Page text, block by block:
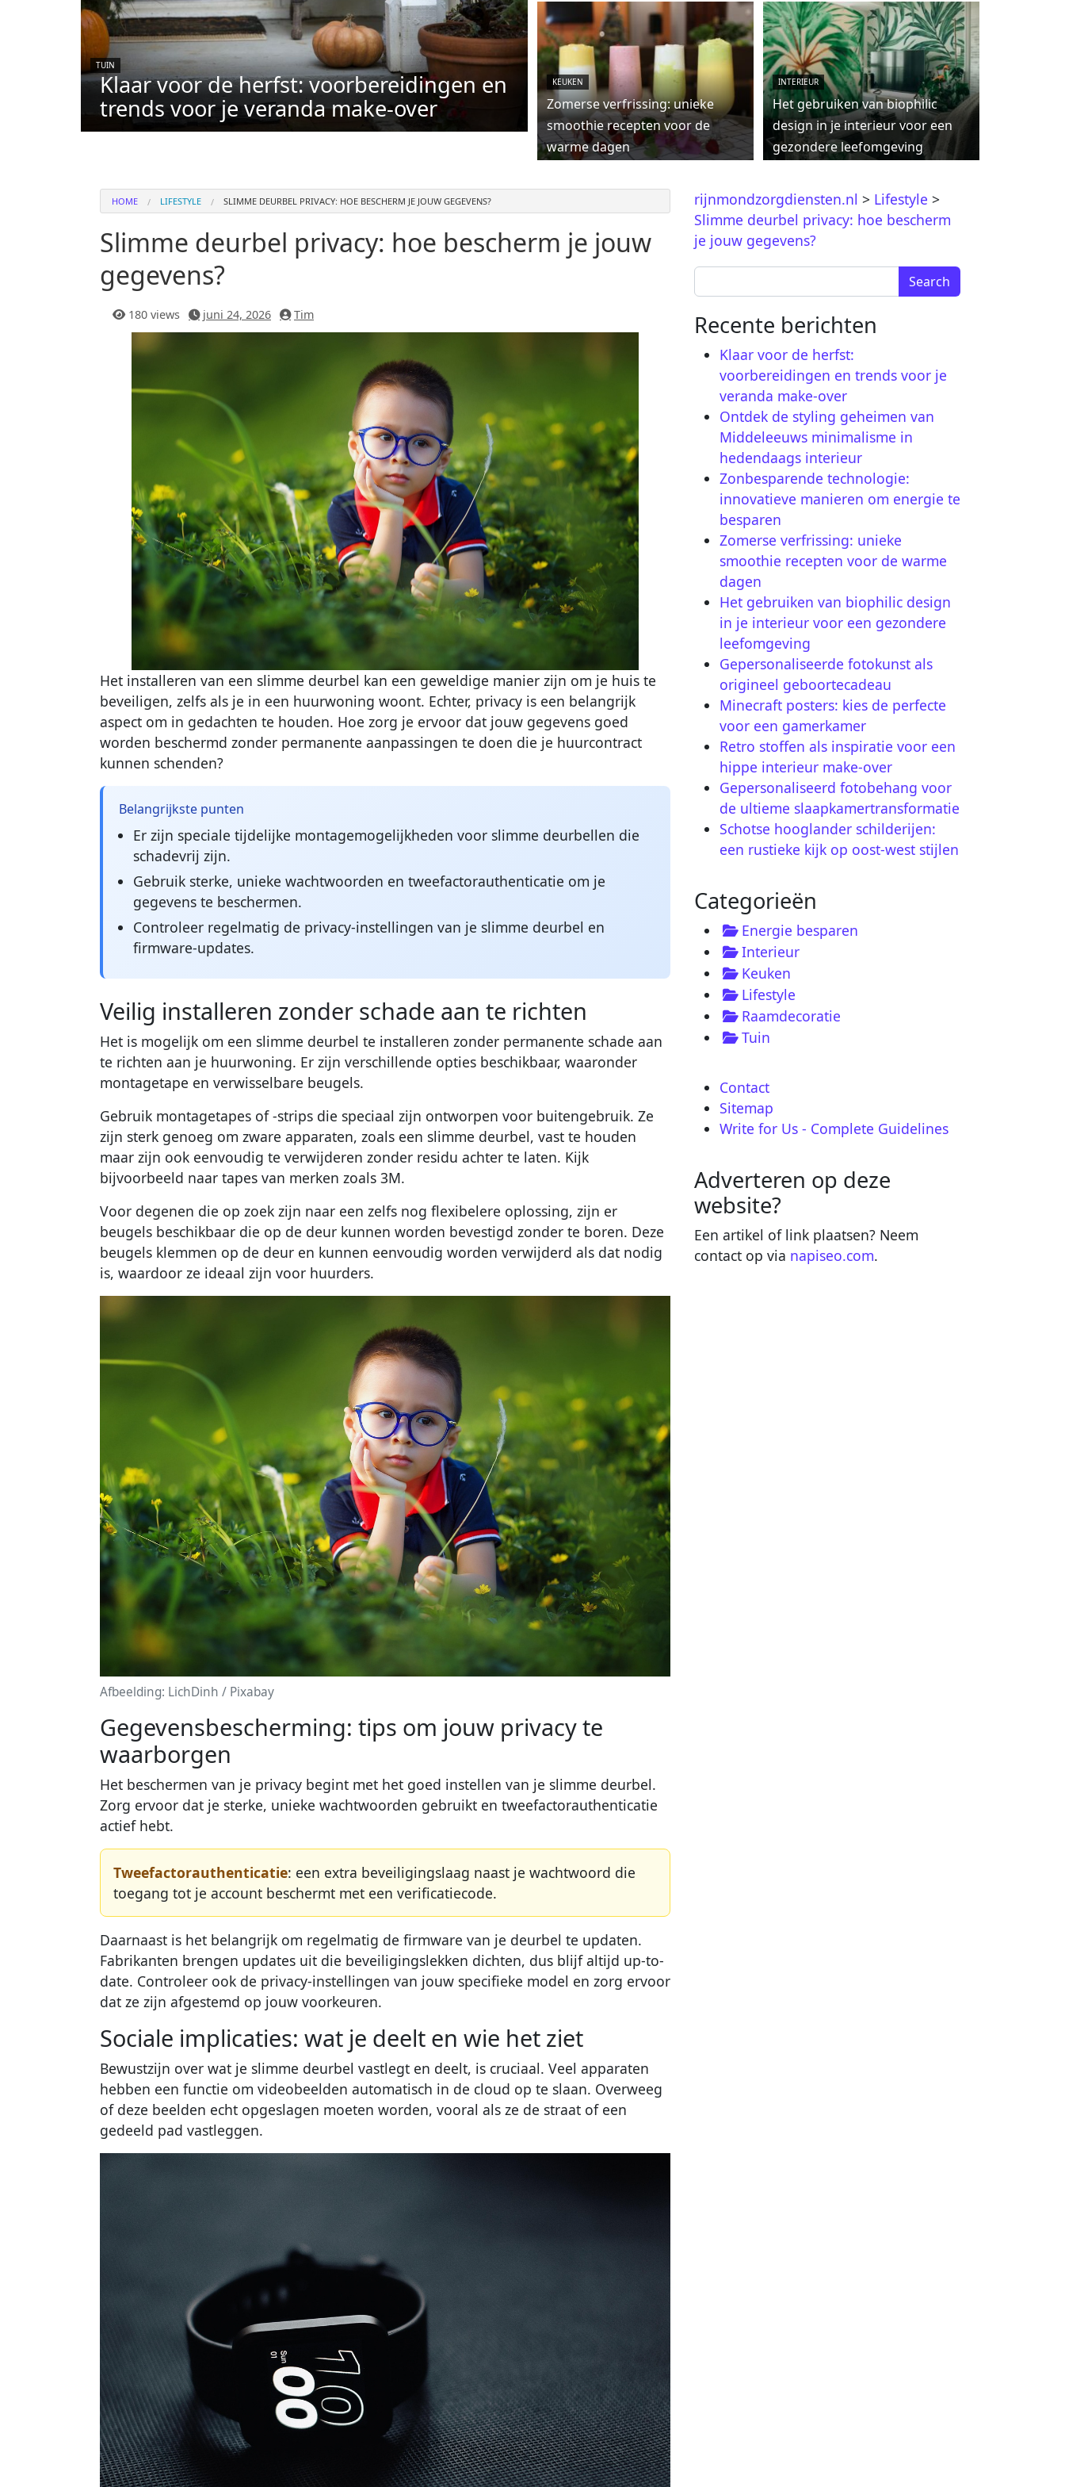
TUIN
Klaar voor de herfst: voorbereidingen en
trends voor je veranda make-over
KEUKEN
Zomerse verfrissing: unieke
smoothie recepten voor de
warme dagen
INTERIEUR
Het gebruiken van biophilic
design in je interieur voor een
gezondere leefomgeving
HOME LIFESTYLE SLIMME DEURBEL PRIVACY: HOE BESCHERM JE JOUW GEGEVENS?
Slimme deurbel privacy: hoe bescherm je jouw
gegevens?
180 views juni 24, 2026 Tim
Het installeren van een slimme deurbel kan een geweldige manier zijn om je huis te
beveiligen, zelfs als je in een huurwoning woont. Echter, privacy is een belangrijk
aspect om in gedachten te houden. Hoe zorg je ervoor dat jouw gegevens goed
worden beschermd zonder permanente aanpassingen te doen die je huurcontract
kunnen schenden?
Belangrijkste punten
Er zijn speciale tijdelijke montagemogelijkheden voor slimme deurbellen die
schadevrij zijn.
Gebruik sterke, unieke wachtwoorden en tweefactorauthenticatie om je
gegevens te beschermen.
Controleer regelmatig de privacy-instellingen van je slimme deurbel en
firmware-updates.
Veilig installeren zonder schade aan te richten
Het is mogelijk om een slimme deurbel te installeren zonder permanente schade aan
te richten aan je huurwoning. Er zijn verschillende opties beschikbaar, waaronder
montagetape en verwisselbare beugels.
Gebruik montagetapes of -strips die speciaal zijn ontworpen voor buitengebruik. Ze
zijn sterk genoeg om zware apparaten, zoals een slimme deurbel, vast te houden
maar zijn ook eenvoudig te verwijderen zonder residu achter te laten. Kijk
bijvoorbeeld naar tapes van merken zoals 3M.
Voor degenen die op zoek zijn naar een zelfs nog flexibelere oplossing, zijn er
beugels beschikbaar die op de deur kunnen worden bevestigd zonder te boren. Deze
beugels klemmen op de deur en kunnen eenvoudig worden verwijderd als dat nodig
is, waardoor ze ideaal zijn voor huurders.
Afbeelding: LichDinh / Pixabay
Gegevensbescherming: tips om jouw privacy te
waarborgen
Het beschermen van je privacy begint met het goed instellen van je slimme deurbel.
Zorg ervoor dat je sterke, unieke wachtwoorden gebruikt en tweefactorauthenticatie
actief hebt.
Tweefactorauthenticatie: een extra beveiligingslaag naast je wachtwoord die
toegang tot je account beschermt met een verificatiecode.
Daarnaast is het belangrijk om regelmatig de firmware van je deurbel te updaten.
Fabrikanten brengen updates uit die beveiligingslekken dichten, dus blijf altijd up-to-
date. Controleer ook de privacy-instellingen van jouw specifieke model en zorg ervoor
dat ze zijn afgestemd op jouw voorkeuren.
Sociale implicaties: wat je deelt en wie het ziet
Bewustzijn over wat je slimme deurbel vastlegt en deelt, is cruciaal. Veel apparaten
hebben een functie om videobeelden automatisch in de cloud op te slaan. Overweeg
of deze beelden echt opgeslagen moeten worden, vooral als ze de straat of een
gedeeld pad vastleggen.
rijnmondzorgdiensten.nl > Lifestyle >
Slimme deurbel privacy: hoe bescherm
je jouw gegevens?
Search for:
Recente berichten
Klaar voor de herfst:
voorbereidingen en trends voor je
veranda make-over
Ontdek de styling geheimen van
Middeleeuws minimalisme in
hedendaags interieur
Zonbesparende technologie:
innovatieve manieren om energie te
besparen
Zomerse verfrissing: unieke
smoothie recepten voor de warme
dagen
Het gebruiken van biophilic design
in je interieur voor een gezondere
leefomgeving
Gepersonaliseerde fotokunst als
origineel geboortecadeau
Minecraft posters: kies de perfecte
voor een gamerkamer
Retro stoffen als inspiratie voor een
hippe interieur make-over
Gepersonaliseerd fotobehang voor
de ultieme slaapkamertransformatie
Schotse hooglander schilderijen:
een rustieke kijk op oost-west stijlen
Categorieën
Energie besparen
Interieur
Keuken
Lifestyle
Raamdecoratie
Tuin
Contact
Sitemap
Write for Us - Complete Guidelines
Adverteren op deze
website?
Een artikel of link plaatsen? Neem
contact op via napiseo.com.